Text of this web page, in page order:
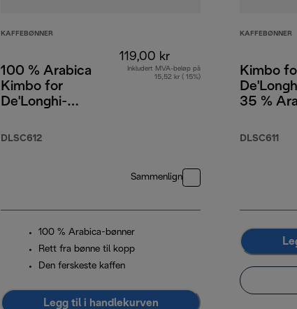
KAFFEBØNNER
100 % Arabica
Kimbo for
De'Longhi-
gDLSC612
119,00 kr
Inkludert MVA-beløp på
15,52 kr ( 15%)
Sammenlign
100 % Arabica-bønner
Rett fra bønne til kopp
Den ferskeste kaffen
Legg til i handlekurven
KAFFEBØNNER
Kimbo
35 %
DLSC611